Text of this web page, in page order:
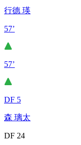
行德 瑛
57’
57’
DF 5
森 璃太
DF 24